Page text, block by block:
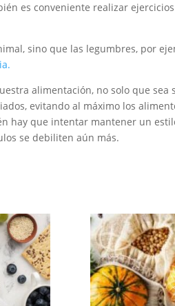
es conveniente realizar
sino que las legumbres, por
alimentación, no solo que
evitando al máximo los
hay que intentar mantener un
se debiliten aún más.